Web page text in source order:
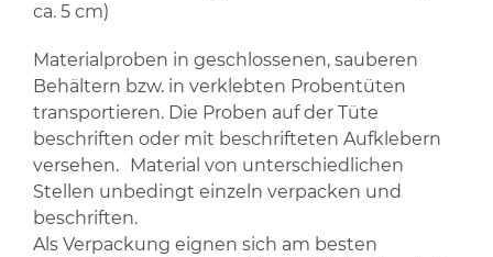
ca. 5 cm)
Materialproben in geschlossenen, sauberen
Behältern bzw. in verklebten Probentüten
transportieren. Die Proben auf der Tüte
beschriften oder mit beschrifteten Aufklebern
versehen. Material von unterschiedlichen
Stellen unbedingt einzeln verpacken und
beschriften.
Als Verpackung eignen sich am besten